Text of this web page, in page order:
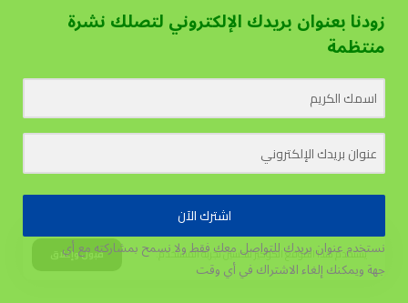
يستخدم هذا الموقع الكوكيز لتحسين تجربة المستخدم. قبول وإغلاق
زودنا بعنوان بريدك الإلكتروني لتصلك نشرة
منتظمة
اشترك الآن
نستخدم عنوان بريدك للتواصل معك فقط ولا نسمح بمشاركته مع أي
جهةويمكنك إلغاء الاشتراك في أي وقت